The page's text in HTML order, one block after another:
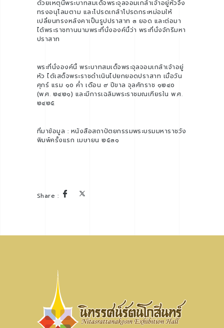
ด้วยเหตุนี้พระบาทสมเด็จพระจุลจอมเกล้าเจ้าอยู่หัวจึง
ทรงอนุโลมตาม และโปรดเกล้าโปรดกระหม่อมให้
เปลี่ยนทรงหลังคาเป็นรูปปราสาท ๓ ยอด และต่อมา
ได้พระราชทานนามพระที่นั่งองค์นี้ว่า พระที่นั่งจักรีมหา
ปราสาท
พระที่นั่งองค์นี้ พระบาทสมเด็จพระจุลจอมเกล้าเจ้าอยู่
หัว ได้เสด็จพระราชดำเนินไปยกยอดปราสาท เมื่อวัน
ศุกร์ แรม ๑๐ ค่ำ เดือน ๙ ปีขาล จุลศักราช ๑๒๔๐
(พ.ศ. ๒๔๒๑) และมีการเฉลิมพระราชมณเฑียรใน พ.ศ.
๒๔๒๕
ที่มาข้อมูล : หนังสือสถาปัตยกรรมพระบรมมหาราชวัง
พิมพ์ครั้งแรก เมษายน ๒๕๓๑